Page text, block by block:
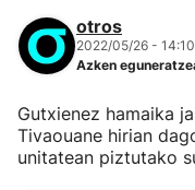
otros
2022/05/26 - 14:10
Azken
Gutxienez hamaika
Tivaouane hirian
unitatean piztutako